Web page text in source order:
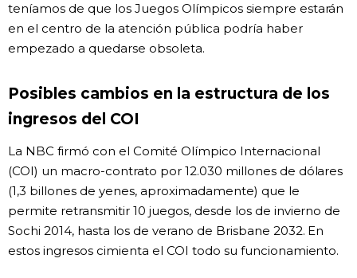
teníamos de que los Juegos Olímpicos siempre estarán
en el centro de la atención pública podría haber
empezado a quedarse obsoleta.
Posibles cambios en la estructura de los
ingresos del COI
La NBC firmó con el Comité Olímpico Internacional
(COI) un macro-contrato por 12.030 millones de dólares
(1,3 billones de yenes, aproximadamente) que le
permite retransmitir 10 juegos, desde los de invierno de
Sochi 2014, hasta los de verano de Brisbane 2032. En
estos ingresos cimienta el COI todo su funcionamiento.